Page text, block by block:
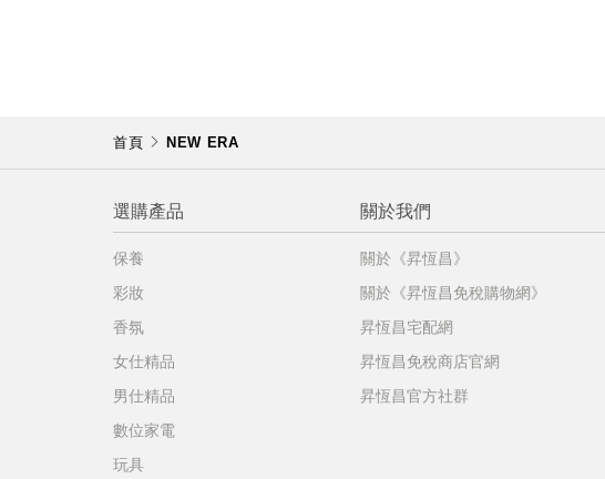
首頁 NEW ERA
選購產品
保養
彩妝
香氛
女仕精品
男仕精品
數位家電
玩具
關於我們
關於《昇恆昌》
關於《昇恆昌免稅購物網》
昇恆昌宅配網
昇恆昌免稅商店官網
昇恆昌官方社群